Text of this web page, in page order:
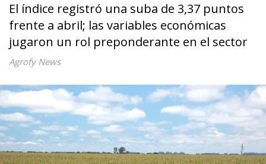
El índice registró una suba de 3,37 puntos
frente a abril; las variables económicas
jugaron un rol preponderante en el sector
Agrofy News